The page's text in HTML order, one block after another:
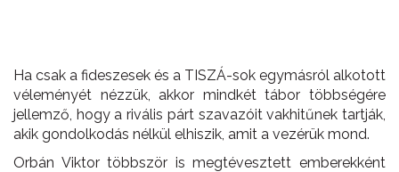
Ha csak a fideszesek és a TISZÁ-sok egymásról alkotott
véleményét nézzük, akkor mindkét tábor többségére
jellemző, hogy a rivális párt szavazóit vakhitűnek tartják,
akik gondolkodás nélkül elhiszik, amit a vezérük mond.
Orbán Viktor többször is megtévesztett emberekként